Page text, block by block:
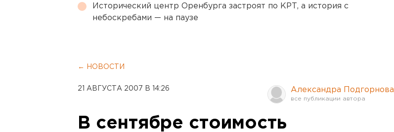
Исторический центр Оренбурга застроят по КРТ, а история с
небоскребами — на паузе
← НОВОСТИ
21 АВГУСТА 2007 В 14:26 Александра Подгорнова
В сентябре стоимость